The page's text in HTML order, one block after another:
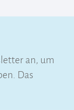
an, um
Das